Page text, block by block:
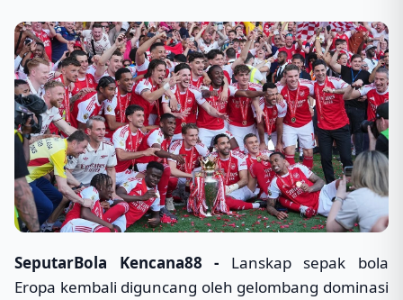
SeputarBola Kencana88 - Lanskap sepak bola
Eropa kembali diguncang oleh gelombang dominasi